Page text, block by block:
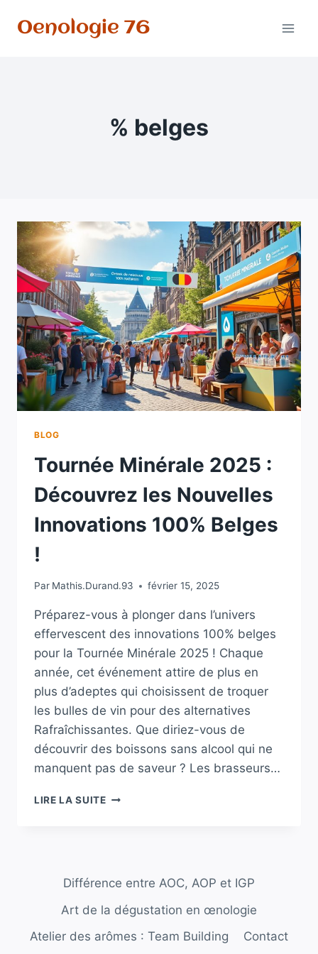
Oenologie 76
% belges
BLOG
Tournée Minérale 2025 :
Découvrez les Nouvelles
Innovations 100% Belges
!
Par Mathis.Durand.93 février 15, 2025
Préparez-vous à plonger dans l’univers
effervescent des innovations 100% belges
pour la Tournée Minérale 2025 ! Chaque
année, cet événement attire de plus en
plus d’adeptes qui choisissent de troquer
les bulles de vin pour des alternatives
Rafraîchissantes. Que diriez-vous de
découvrir des boissons sans alcool qui ne
manquent pas de saveur ? Les brasseurs…
LIRE LA SUITETOURNÉE
NOUVELLES
100%
BELGES
Différence entre AOC, AOP et IGP
Art de la dégustation en œnologie
Atelier des arômes : Team Building
Contact